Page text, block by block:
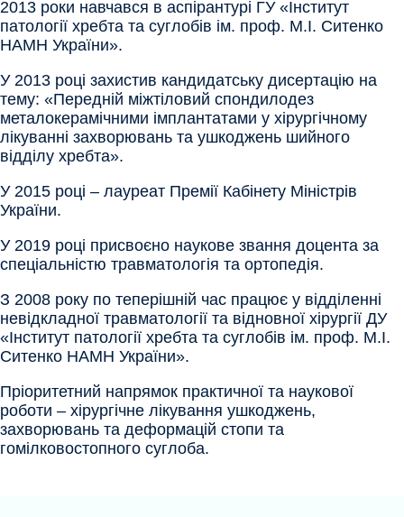
2013 роки навчався в аспірантурі ГУ «Інститут
патології хребта та суглобів ім. проф. М.І. Ситенко
НАМН України».
У 2013 році захистив кандидатську дисертацію на
тему: «Передній міжтіловий спондилодез
металокерамічними імплантатами у хірургічному
лікуванні захворювань та ушкоджень шийного
відділу хребта».
У 2015 році – лауреат Премії Кабінету Міністрів
України.
У 2019 році присвоєно наукове звання доцента за
спеціальністю травматологія та ортопедія.
З 2008 року по теперішній час працює у відділенні
невідкладної травматології та відновної хірургії ДУ
«Інститут патології хребта та суглобів ім. проф. М.І.
Ситенко НАМН України».
Пріоритетний напрямок практичної та наукової
роботи – хірургічне лікування ушкоджень,
захворювань та деформацій стопи та
гомілковостопного суглоба.